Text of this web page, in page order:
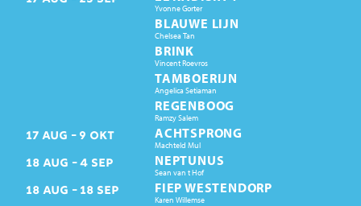
Yvonne Gorter
BLAUWE LIJN
Chelsea Tan
BRINK
Vincent Roevros
TAMBOERIJN
Angelica Setiaman
REGENBOOG
Ramzy Salem
17 AUG 9 OKT ACHTSPRONG
Machteld Mul
18 AUG 4 SEP NEPTUNUS
Sean van t Hof
18 AUG 18 SEP FIEP WESTENDORP
Karen Willemse